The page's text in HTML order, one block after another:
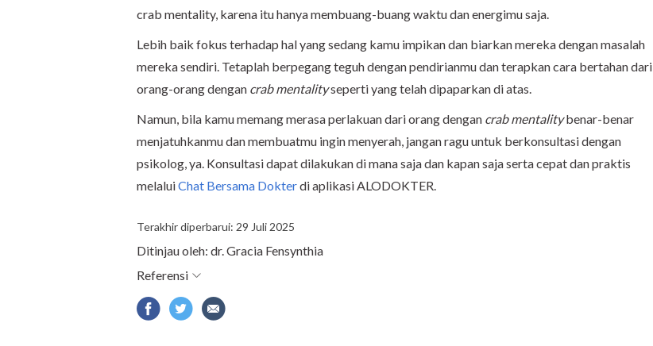
crab mentality, karena itu hanya membuang-buang waktu dan energimu saja.
Lebih baik fokus terhadap hal yang sedang kamu impikan dan biarkan mereka dengan masalah
mereka sendiri. Tetaplah berpegang teguh dengan pendirianmu dan terapkan cara bertahan dari
orang-orang dengan crab mentalityseperti yang telah dipaparkan di atas.
Namun, bila kamu memang merasa perlakuan dari orang dengan crab mentalitybenar-benar
menjatuhkanmu dan membuatmu ingin menyerah, jangan ragu untuk berkonsultasi dengan
psikolog, ya. Konsultasi dapat dilakukan di mana saja dan kapan saja serta cepat dan praktis
melaluiChat Bersama Dokterdi aplikasi ALODOKTER.
Terakhir diperbarui: 29 Juli 2025